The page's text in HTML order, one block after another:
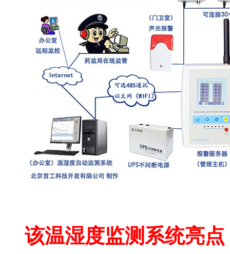
该温湿度监测系统亮点